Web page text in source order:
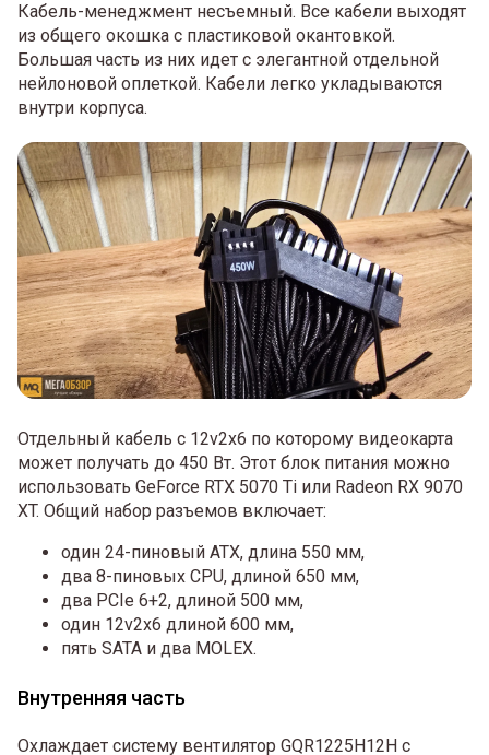
Кабель-менеджмент несъемный. Все кабели выходят
из общего окошка с пластиковой окантовкой.
Большая часть из них идет с элегантной отдельной
нейлоновой оплеткой. Кабели легко укладываются
внутри корпуса.
Отдельный кабель с 12v2x6 по которому видеокарта
может получать до 450 Вт. Этот блок питания можно
использовать GeForce RTX 5070 Ti или Radeon RX 9070
XT. Общий набор разъемов включает:
один 24-пиновый ATX, длина 550 мм,
два 8-пиновых CPU, длиной 650 мм,
два PCIe 6+2, длиной 500 мм,
один 12v2x6 длиной 600 мм,
пять SATA и два MOLEX.
Внутренняя часть
Охлаждает систему вентилятор GQR1225H12H с